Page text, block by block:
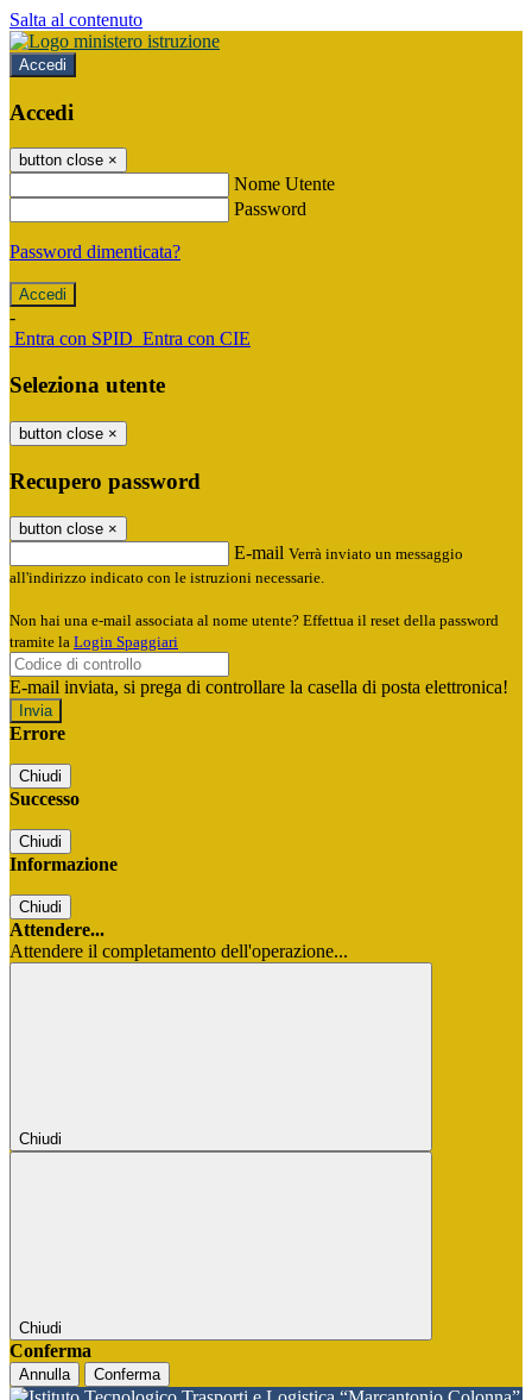
Salta al contenuto
Accedi
Accedi
button close ×
Nome Utente
Password
Password dimenticata?
-
Entra con SPID Entra con CIE
Seleziona utente
button close ×
Recupero password
button close ×
E-mail Verrà inviato un messaggio
all'indirizzo indicato con le istruzioni necessarie.
Non hai una e-mail associata al nome utente? Effettua il reset della password
tramite la Login Spaggiari
E-mail inviata, si prega di controllare la casella di posta elettronica!
Errore
Chiudi
Successo
Chiudi
Informazione
Chiudi
Attendere...
Attendere il completamento dell'operazione...
Chiudi
Chiudi
Conferma
Annulla Conferma